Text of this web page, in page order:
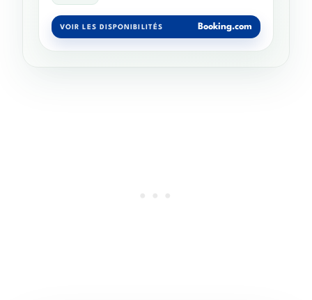
VOIR LES DISPONIBILITÉS Booking.com